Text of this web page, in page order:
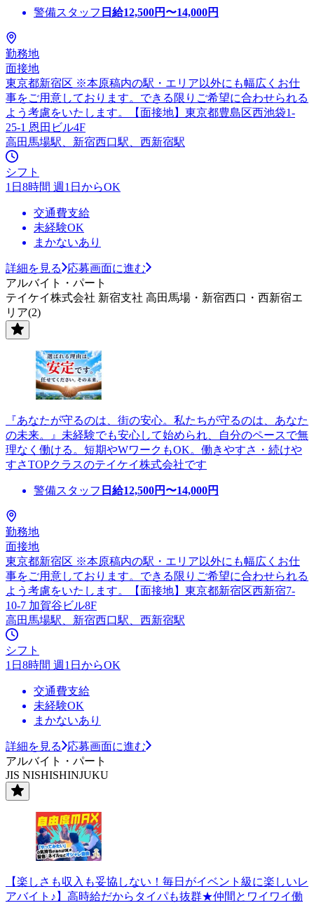
警備スタッフ 日給12,500円〜14,000円
勤務地
面接地
東京都新宿区 ※本原稿内の駅・エリア以外にも幅広くお仕
事をご用意しております。できる限りご希望に合わせられる
よう考慮をいたします。【面接地】東京都豊島区西池袋1-
25-1 恩田ビル4F
高田馬場駅、新宿西口駅、西新宿駅
シフト
1日8時間 週1日からOK
交通費支給
未経験OK
まかないあり
詳細を見る
応募画面に進む
アルバイト・パート
テイケイ株式会社 新宿支社 高田馬場・新宿西口・西新宿エ
リア(2)
『あなたが守るのは、街の安心。私たちが守るのは、あなた
の未来。』未経験でも安心して始められ、自分のペースで無
理なく働ける。短期やWワークもOK。働きやすさ・続けや
すさTOPクラスのテイケイ株式会社です
警備スタッフ 日給12,500円〜14,000円
勤務地
面接地
東京都新宿区 ※本原稿内の駅・エリア以外にも幅広くお仕
事をご用意しております。できる限りご希望に合わせられる
よう考慮をいたします。【面接地】東京都新宿区西新宿7-
10-7 加賀谷ビル8F
高田馬場駅、新宿西口駅、西新宿駅
シフト
1日8時間 週1日からOK
交通費支給
未経験OK
まかないあり
詳細を見る
応募画面に進む
アルバイト・パート
JIS NISHISHINJUKU
【楽しさも収入も妥協しない！毎日がイベント級に楽しいレ
アバイト♪】高時給だからタイパも抜群★仲間とワイワイ働